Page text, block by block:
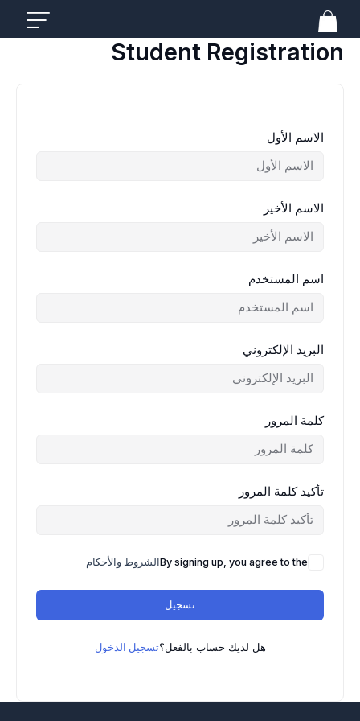
تخطي
المحتوى
Student Registration
الاسم الأول
الاسم الأخير
اسم المستخدم
البريد الإلكتروني
كلمة المرور
تأكيد كلمة المرور
By signing up, you agree to theالشروط والأحكام
تسجيل
هل لديك حساب بالفعل؟تسجيل الدخول